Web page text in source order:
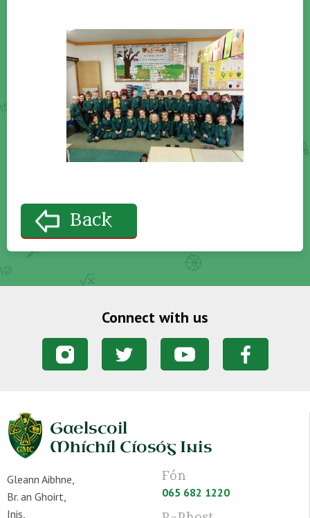
Back
Connect with us
Gleann Aibhne,
Br. an Ghoirt,
Inis,
Fón
065 682 1220